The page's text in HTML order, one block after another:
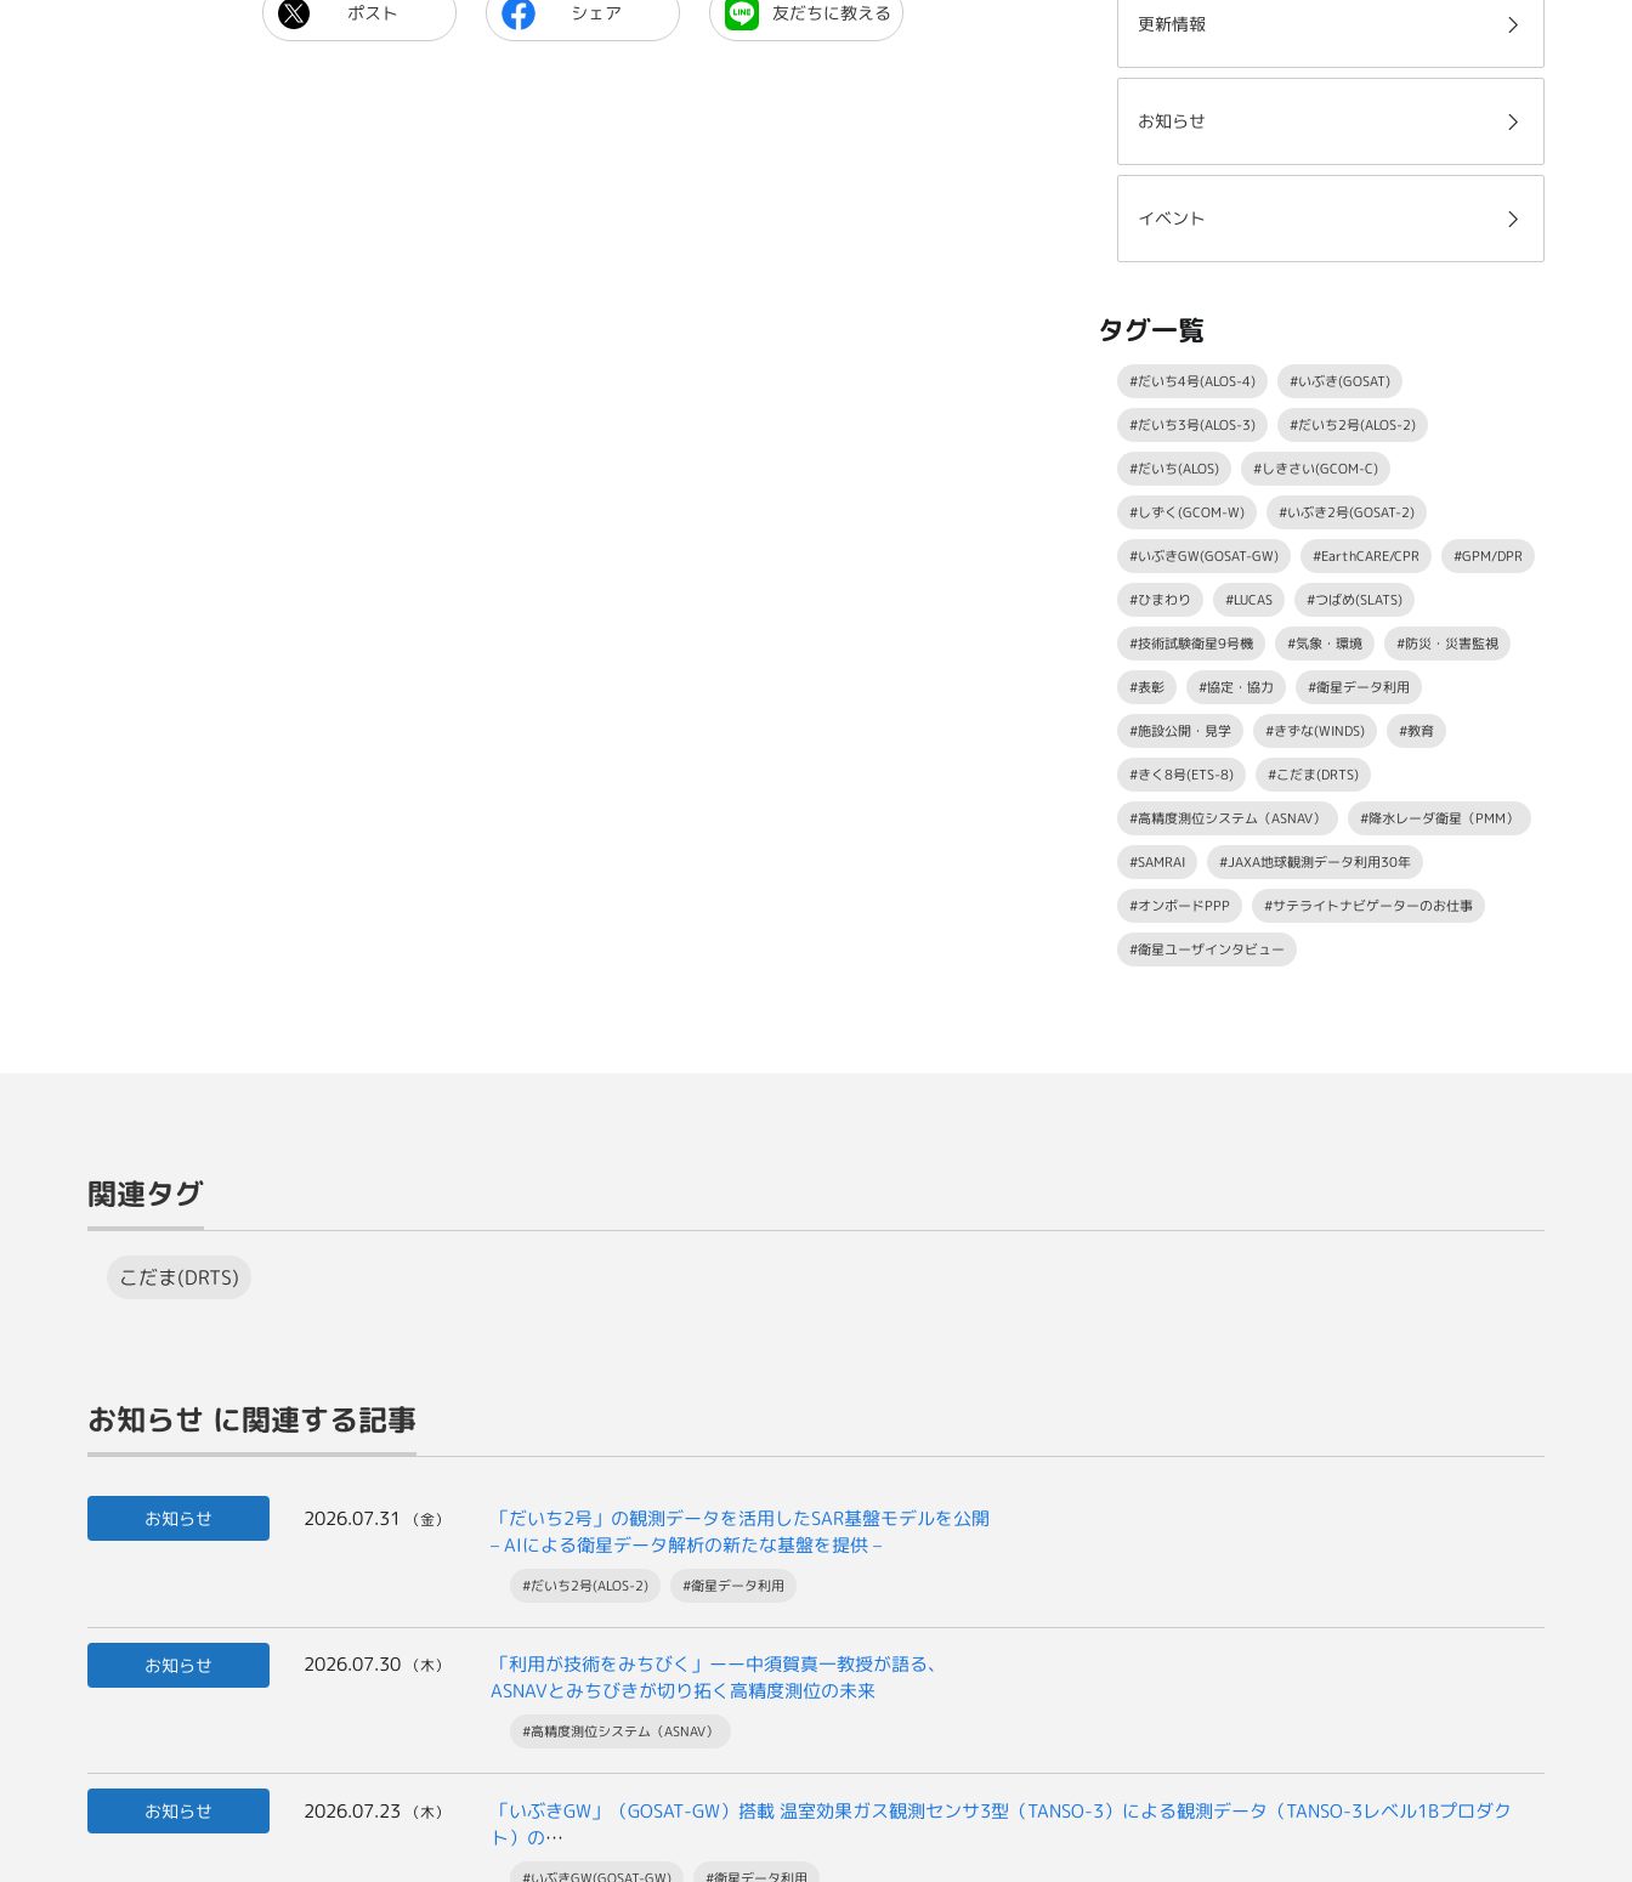
ポスト シェア 友だちに教える 更新情報
お知らせ
イベント
タグ一覧
#だいち4号(ALOS-4) #いぶき(GOSAT)
#だいち3号(ALOS-3) #だいち2号(ALOS-2)
#だいち(ALOS) #しきさい(GCOM-C)
#しずく(GCOM-W) #いぶき2号(GOSAT-2)
#いぶきGW(GOSAT-GW) #EarthCARE/CPR #GPM/DPR
#ひまわり #LUCAS #つばめ(SLATS)
#技術試験衛星9号機 #気象・環境 #防災・災害監視
#表彰 #協定・協力 #衛星データ利用
#施設公開・見学 #きずな(WINDS) #教育
#きく8号(ETS-8) #こだま(DRTS)
#高精度測位システム（ASNAV） #降水レーダ衛星（PMM）
#SAMRAI #JAXA地球観測データ利用30年
#オンボードPPP #サテライトナビゲーターのお仕事
#衛星ユーザインタビュー
関連タグ
こだま(DRTS)
お知らせ に関連する記事
お知らせ 2026.07.31 （金）
「だいち2号」の観測データを活用したSAR基盤モデルを公開
– AIによる衛星データ解析の新たな基盤を提供 –
#だいち2号(ALOS-2) #衛星データ利用
お知らせ 2026.07.30 （木）
「利用が技術をみちびく」ーー中須賀真一教授が語る、
ASNAVとみちびきが切り拓く高精度測位の未来
#高精度測位システム（ASNAV）
お知らせ 2026.07.23 （木）
「いぶきGW」（GOSAT-GW）搭載 温室効果ガス観測センサ3型（TANSO-3）による観測データ（TANSO-3レベル1Bプロダク
ト）の
#いぶきGW(GOSAT-GW) #衛星データ利用